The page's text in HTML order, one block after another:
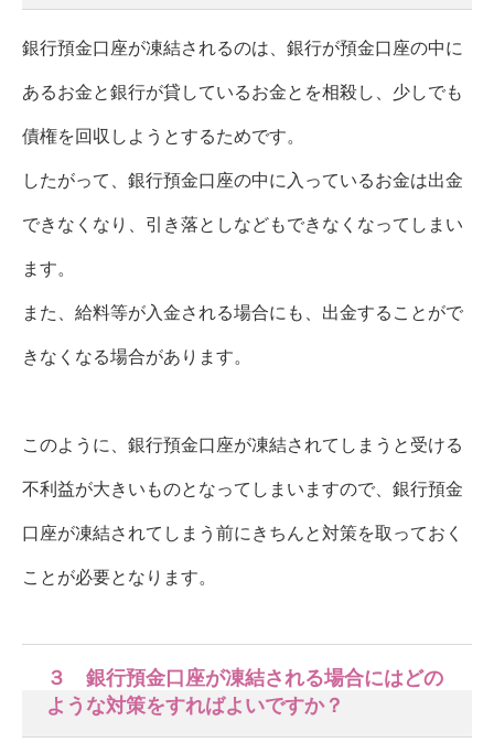
銀行預金口座が凍結されるのは、銀行が預金口座の中に
あるお金と銀行が貸しているお金とを相殺し、少しでも
債権を回収しようとするためです。
したがって、銀行預金口座の中に入っているお金は出金
できなくなり、引き落としなどもできなくなってしまい
ます。
また、給料等が入金される場合にも、出金することがで
きなくなる場合があります。
このように、銀行預金口座が凍結されてしまうと受ける
不利益が大きいものとなってしまいますので、銀行預金
口座が凍結されてしまう前にきちんと対策を取っておく
ことが必要となります。
３ 銀行預金口座が凍結される場合にはどの
ような対策をすればよいですか？